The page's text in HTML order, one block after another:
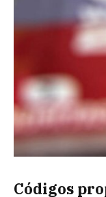
Códigos